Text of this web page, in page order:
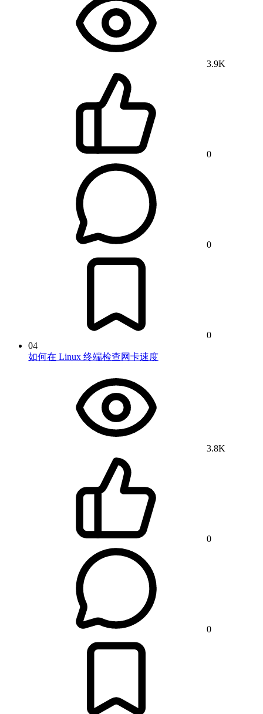
3.9K
0
0
0
04
如何在 Linux 终端检查网卡速度
3.8K
0
0